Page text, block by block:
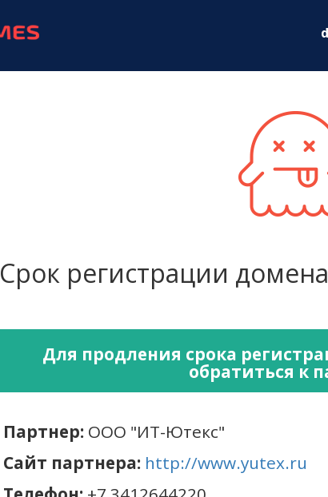
Срок регистрации домена
Для продления срока
обратиться к
Партнер: ООО "ИТ-Ютекс"
Сайт партнера: http://www.yutex.ru